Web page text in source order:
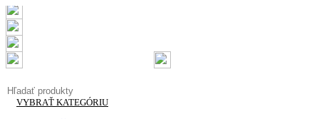
VYBRAŤ KATEGÓRIU